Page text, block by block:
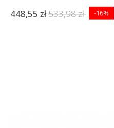
448,55 zł533,98 zł -16%